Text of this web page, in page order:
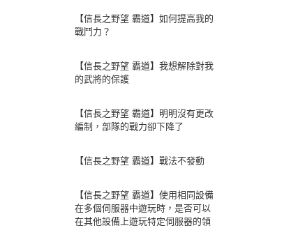
【信長之野望 霸道】如何提高我的
戰鬥力？
【信長之野望 霸道】我想解除對我
的武將的保護
【信長之野望 霸道】明明沒有更改
編制，部隊的戰力卻下降了
【信長之野望 霸道】戰法不發動
【信長之野望 霸道】使用相同設備
在多個伺服器中遊玩時，是否可以
在其他設備上遊玩特定伺服器的領